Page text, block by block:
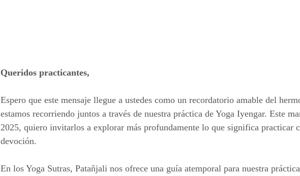
Queridos practicantes,
Espero que este mensaje llegue a ustedes como un recordatorio amable del
estamos recorriendo juntos a través de nuestra práctica de Yoga Iyengar. Este
2025, quiero invitarlos a explorar más profundamente lo que significa practicar
devoción.
En los Yoga Sutras, Patañjali nos ofrece una guía atemporal para nuestra